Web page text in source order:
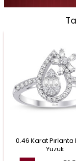
0.46 Karat
Yüzük